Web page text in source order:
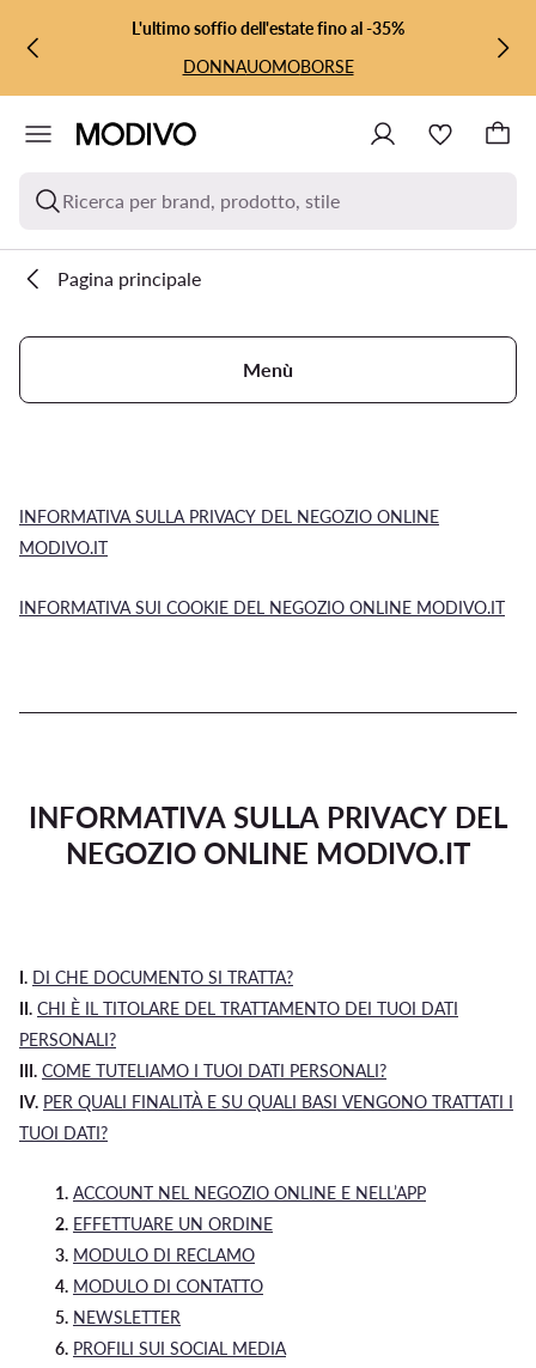
VAI AL CONTENUTO PRINCIPALE
VAI ALLA RICERCAL'ultimo soffio dell'estate fino al -35%
DONNAUOMOBORSE
Ricerca per brand, prodotto, stile
Pagina principale
Menù
INFORMATIVA SULLA PRIVACY DEL NEGOZIO ONLINE
MODIVO.IT
INFORMATIVA SUI COOKIE DEL NEGOZIO ONLINE MODIVO.IT
INFORMATIVA SULLA PRIVACY DEL
NEGOZIO ONLINE MODIVO.IT
I. DI CHE DOCUMENTO SI TRATTA?
II. CHI È IL TITOLARE DEL TRATTAMENTO DEI TUOI DATI
PERSONALI?
III. COME TUTELIAMO I TUOI DATI PERSONALI?
IV. PER QUALI FINALITÀ E SU QUALI BASI VENGONO TRATTATI I
TUOI DATI?
1. ACCOUNT NEL NEGOZIO ONLINE E NELL’APP
2. EFFETTUARE UN ORDINE
3. MODULO DI RECLAMO
4. MODULO DI CONTATTO
5. NEWSLETTER
6. PROFILI SUI SOCIAL MEDIA